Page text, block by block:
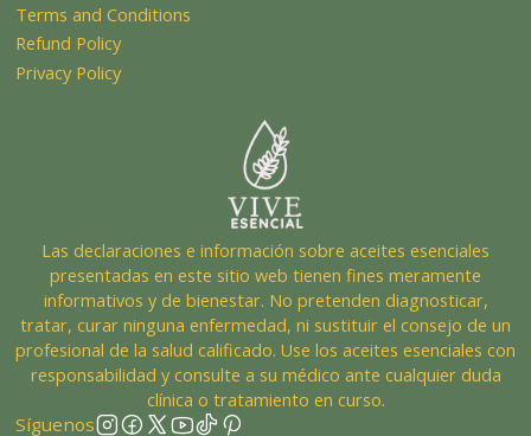
Terms and Conditions
Refund Policy
Privacy Policy
Las declaraciones e información sobre aceites esenciales
presentadas en este sitio web tienen fines meramente
informativos y de bienestar. No pretenden diagnosticar,
tratar, curar ninguna enfermedad, ni sustituir el consejo de un
profesional de la salud calificado. Use los aceites esenciales con
responsabilidad y consulte a su médico ante cualquier duda
clínica o tratamiento en curso.
Síguenos